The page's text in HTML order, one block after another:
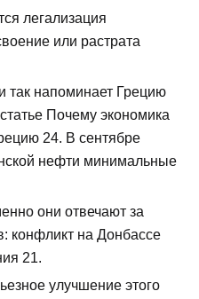
легализация
или растрата
так напоминает Грецию
Почему экономика
24. В сентябре
нефти минимальные
они отвечают за
конфликт на Донбассе
21.
улучшение этого